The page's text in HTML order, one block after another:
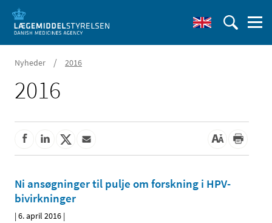
Nyheder / 2016
2016
Ni ansøgninger til pulje om forskning i HPV-
bivirkninger
|6. april 2016 |